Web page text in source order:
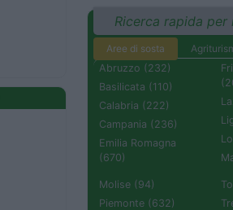
Ricerca rapida per
Aree di sosta
Abruzzo (232)
Basilicata (110)
Calabria (222)
Campania (236)
Emilia Romagna
(670)
Molise (94)
Piemonte (632)